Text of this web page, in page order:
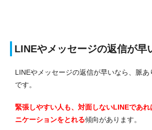
LINEやメッセージの返信が早
LINEやメッセージの返信が早いなら、脈
です。
緊張しやすい人も、対面しないLINEであ
ニケーションをとれる傾向があります。